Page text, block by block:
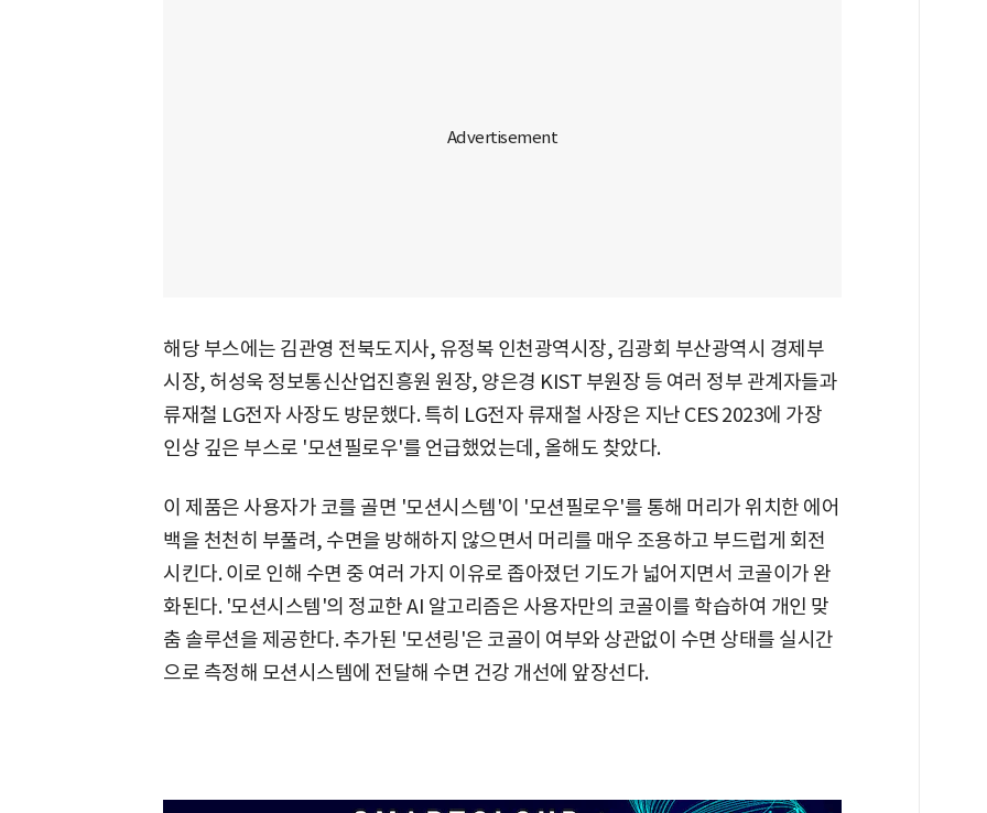
해당 부스에는 김관영 전북도지사, 유정복 인천광역시장, 김광회 부산광역시 경제부
시장, 허성욱 정보통신산업진흥원 원장, 양은경 KIST 부원장 등 여러 정부 관계자들과
류재철 LG전자 사장도 방문했다. 특히 LG전자 류재철 사장은 지난 CES 2023에 가장
인상 깊은 부스로 '모션필로우'를 언급했었는데, 올해도 찾았다.
이 제품은 사용자가 코를 골면 '모션시스템'이 '모션필로우'를 통해 머리가 위치한 에어
백을 천천히 부풀려, 수면을 방해하지 않으면서 머리를 매우 조용하고 부드럽게 회전
시킨다. 이로 인해 수면 중 여러 가지 이유로 좁아졌던 기도가 넓어지면서 코골이가 완
화된다. '모션시스템'의 정교한 AI 알고리즘은 사용자만의 코골이를 학습하여 개인 맞
춤 솔루션을 제공한다. 추가된 '모션링'은 코골이 여부와 상관없이 수면 상태를 실시간
으로 측정해 모션시스템에 전달해 수면 건강 개선에 앞장선다.